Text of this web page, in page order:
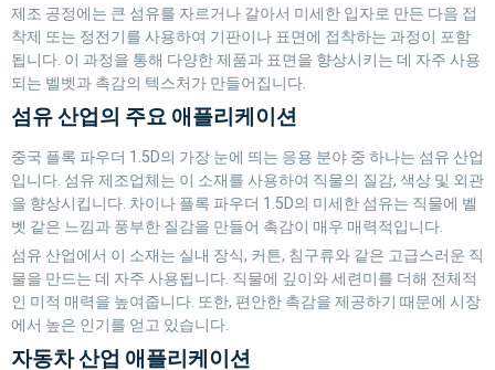
제조 공정에는 큰 섬유를 자르거나 갈아서 미세한 입자로 만든 다음 접
착제 또는 정전기를 사용하여 기판이나 표면에 접착하는 과정이 포함
됩니다. 이 과정을 통해 다양한 제품과 표면을 향상시키는 데 자주 사용
되는 벨벳과 촉감의 텍스처가 만들어집니다.
섬유 산업의 주요 애플리케이션
중국 플록 파우더 1.5D의 가장 눈에 띄는 응용 분야 중 하나는 섬유 산업
입니다. 섬유 제조업체는 이 소재를 사용하여 직물의 질감, 색상 및 외관
을 향상시킵니다. 차이나 플록 파우더 1.5D의 미세한 섬유는 직물에 벨
벳 같은 느낌과 풍부한 질감을 만들어 촉감이 매우 매력적입니다.
섬유 산업에서 이 소재는 실내 장식, 커튼, 침구류와 같은 고급스러운 직
물을 만드는 데 자주 사용됩니다. 직물에 깊이와 세련미를 더해 전체적
인 미적 매력을 높여줍니다. 또한, 편안한 촉감을 제공하기 때문에 시장
에서 높은 인기를 얻고 있습니다.
자동차 산업 애플리케이션